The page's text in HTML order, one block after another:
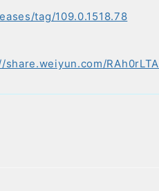
tag/109.0.1518.78
share.weiyun.com/RAh0rLTA